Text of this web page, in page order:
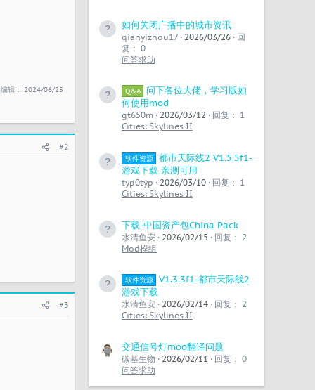
辑： 2024/06/25
#2
#3
如何关闭广播中的城市资讯
qianyizhou17 2026/03/26
回
复： 0
问答求助
Q&A
问下各位大佬，学习版如
何使用mod
gt650m 2026/03/12
回复： 1
Cities: Skylines II
软件资源
都市天际线2 V1.5.5f1-
游戏下载 亲测可用
typ0typ 2026/03/10
回复： 1
Cities: Skylines II
下载-中国资产包China Pack
水清鱼安 2026/02/15
回复： 2
Mod模组
软件资源
V1.3.3f1-都市天际线2
游戏下载
水清鱼安 2026/02/14
回复： 2
Cities: Skylines II
交通信号灯mod翻译问题
碳基生物 2026/02/11
回复： 0
问答求助